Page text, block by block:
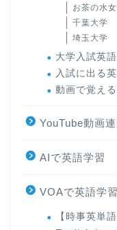
お茶の水
千葉大学
埼玉大学
大学入試英
入試に出る
動画で覚え
YouTube動画
AIで英語学習
VOAで英語学習
【時事英単